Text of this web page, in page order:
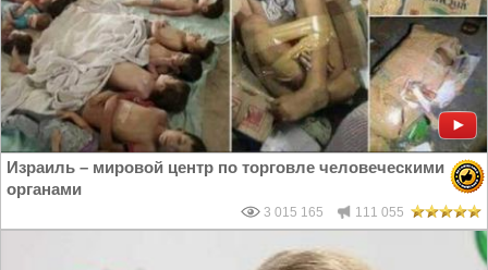
Израиль – мировой центр по торговле человеческими
органами
3 015 165 111 055